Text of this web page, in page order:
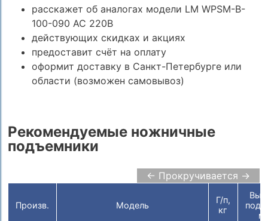
расскажет об аналогах модели LM WPSM-B-
100-090 AC 220В
действующих скидках и акциях
предоставит счёт на оплату
оформит доставку в Санкт-Петербурге или
области (возможен самовывоз)
Рекомендуемые ножничные
подъемники
← Прокручивается →
Произв. Модель
Г/п,
кг